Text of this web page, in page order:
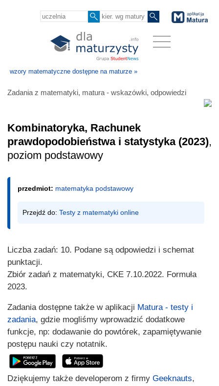
wzory matematyczne dostępne na maturze »
Zadania z matematyki, matura - wskazówki, odpowiedzi
Kombinatoryka, Rachunek
prawdopodobieństwa i statystyka (2023),
poziom podstawowy
przedmiot: matematyka podstawowy
Przejdź do: Testy z matematyki online
Liczba zadań: 10. Podane są odpowiedzi i schemat
punktacji.
Zbiór zadań z matematyki, CKE 7.10.2022. Formuła
2023.
Zadania dostępne także w aplikacji Matura - testy i
zadania, gdzie mogliśmy wprowadzić dodatkowe
funkcje, np: dodawanie do powtórek, zapamiętywanie
postępu nauki czy notatnik.
Dziękujemy także developerom z firmy Geeknauts,